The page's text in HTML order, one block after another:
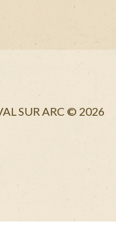
SUR ARC © 2026